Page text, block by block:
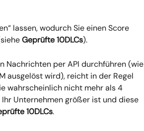
lassen, wodurch Sie einen Score
Geprüfte 10DLCs).
Nachrichten per API durchführen (wie
ausgelöst wird), reicht in der Regel
wahrscheinlich nicht mehr als 4
Unternehmen größer ist und diese
10DLCs.